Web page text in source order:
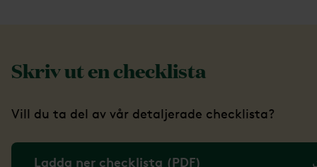
Skriv ut en checklista
Vill du ta del av vår detaljerade checklista?
Ladda ner checklista (PDF)